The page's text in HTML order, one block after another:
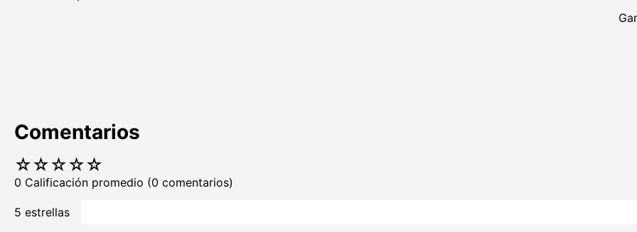
Comentarios
☆☆☆☆☆
0 Calificación promedio (0 comentarios)
5 estrellas